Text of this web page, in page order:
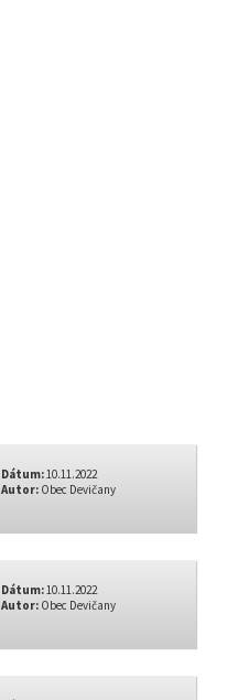
Dátum:10.11.2022
Autor: Obec Devičany
Dátum:10.11.2022
Autor: Obec Devičany